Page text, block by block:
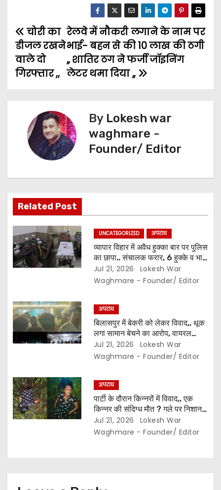
e
b
o
k
t
t
r
i
l
a
t
s
A
p
s
s
e
n
e
r
l
e
g
r
m
a
r
e
P
o
s
t
i
g
a
t
i
n
रेलवे में नौकरी लगाने के नाम पर
भाई- बहन से की 10 लाख की ठगी
,, शातिर ठग ने फर्जी जॉइनिंग
लेटर थमा दिया ,,
चोरी का
डीजल रखने
वाले दो
गिरफ्तार ,,
By Lokesh war
waghmare -
Founder/ Editor
Related Post
UNCATEGORIZED अपराध
व्यापार विहार में अवैध हुक्का बार पर पुलिस
का छापा.. संचालक फरार, 6 हुक्के व भारी
मात्रा में सामान जब्त..
Jul 21, 2026
Lokesh War
Waghmare - Founder/ Editor
अपराध
बिलासपुर में बेकरी को लेकर विवाद,, थूक
लगा सामान बेचने का आरोप, वायरल
वीडियो से मचा बवाल,, हिंदू संगठन का
हंगामा,, पिता-पुत्र पुलिस हिरासत में..
Jul 21, 2026
Lokesh War
Waghmare - Founder/ Editor
अपराध
पार्टी के दौरान किन्नरों में विवाद,, एक
किन्नर की संदिग्ध मौत ? गले पर निशान
मिलने से हत्या की आशंका..
Jul 21, 2026
Lokesh War
Waghmare - Founder/ Editor